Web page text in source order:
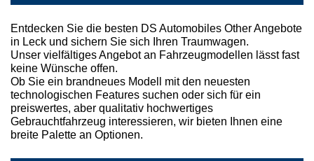
Entdecken Sie die besten DS Automobiles Other Angebote
in Leck und sichern Sie sich Ihren Traumwagen.
Unser vielfältiges Angebot an Fahrzeugmodellen lässt fast
keine Wünsche offen.
Ob Sie ein brandneues Modell mit den neuesten
technologischen Features suchen oder sich für ein
preiswertes, aber qualitativ hochwertiges
Gebrauchtfahrzeug interessieren, wir bieten Ihnen eine
breite Palette an Optionen.